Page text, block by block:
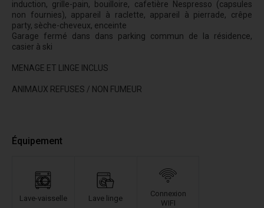
induction, grille-pain, bouilloire, cafetière Nespresso (capsules
non fournies), appareil à raclette, appareil à pierrade, crêpe
party, sèche-cheveux, enceinte
Garage fermé dans dans parking commun de la résidence,
casier à ski
MENAGE ET LINGE INCLUS
ANIMAUX REFUSES / NON FUMEUR
Équipement
Lave-vaisselle Lave linge
Connexion
WIFI